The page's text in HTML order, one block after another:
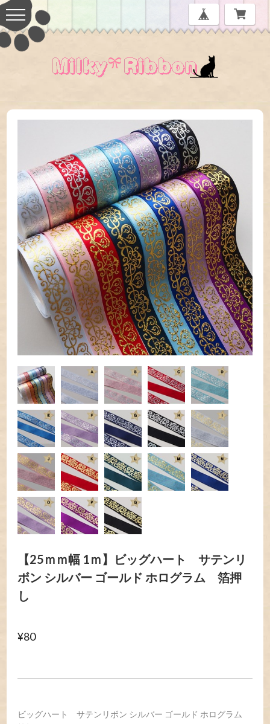
【25ｍｍ幅 1ｍ】ビッグハート サテンリ
ボン シルバー ゴールド ホログラム 箔押
し
¥80
ビッグハート サテンリボン シルバー ゴールド ホログラム